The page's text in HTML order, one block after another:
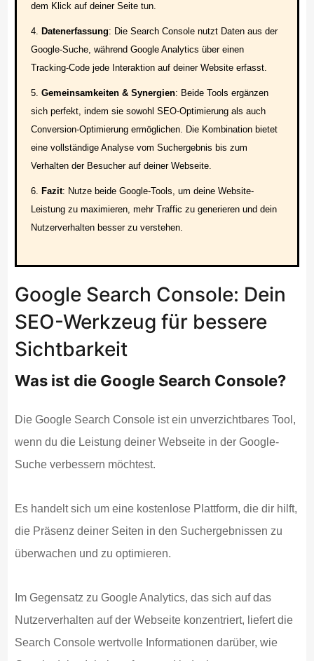
dem Klick auf deiner Seite tun.
Datenerfassung: Die Search Console nutzt Daten aus der
Google-Suche, während Google Analytics über einen
Tracking-Code jede Interaktion auf deiner Website erfasst.
Gemeinsamkeiten & Synergien: Beide Tools ergänzen
sich perfekt, indem sie sowohl SEO-Optimierung als auch
Conversion-Optimierung ermöglichen. Die Kombination bietet
eine vollständige Analyse vom Suchergebnis bis zum
Verhalten der Besucher auf deiner Webseite.
Fazit: Nutze beide Google-Tools, um deine Website-
Leistung zu maximieren, mehr Traffic zu generieren und dein
Nutzerverhalten besser zu verstehen.
Google Search Console: Dein
SEO-Werkzeug für bessere
Sichtbarkeit
Was ist die Google Search Console?
Die Google Search Console ist ein unverzichtbares Tool,
wenn du die Leistung deiner Webseite in der Google-
Suche verbessern möchtest.
Es handelt sich um eine kostenlose Plattform, die dir hilft,
die Präsenz deiner Seiten in den Suchergebnissen zu
überwachen und zu optimieren.
Im Gegensatz zu Google Analytics, das sich auf das
Nutzerverhalten auf der Webseite konzentriert, liefert die
Search Console wertvolle Informationen darüber, wie